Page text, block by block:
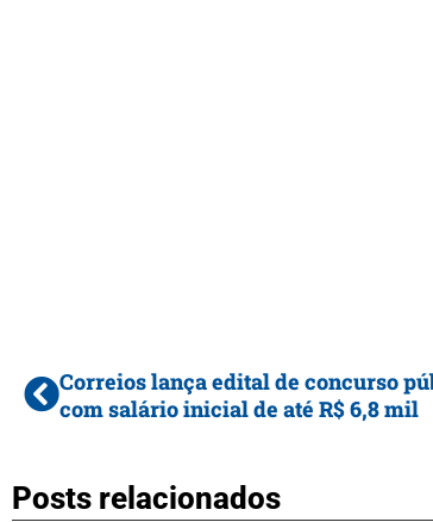
Correios lança edital de concurso
com salário inicial de até R$ 6,8 mil
Posts relacionados